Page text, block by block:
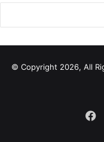
© Copyright 2026, All